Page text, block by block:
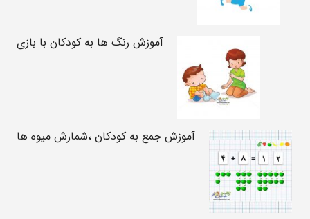
آموزش رنگ ها به کودکان با بازی
آموزش جمع به کودکان ،شمارش میوه ها